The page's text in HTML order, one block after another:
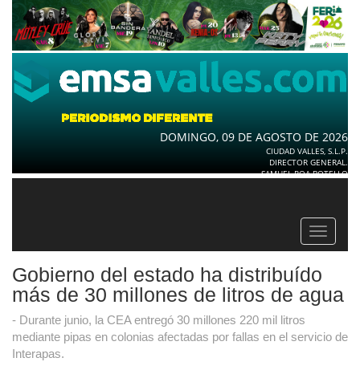
DOMINGO, 09 DE AGOSTO DE 2026
CIUDAD VALLES, S.L.P.
DIRECTOR GENERAL.
SAMUEL ROA BOTELLO
Toggle
Gobierno del estado ha distribuído
más de 30 millones de litros de agua
- Durante junio, la CEA entregó 30 millones 220 mil litros
mediante pipas en colonias afectadas por fallas en el servicio de
Interapas.